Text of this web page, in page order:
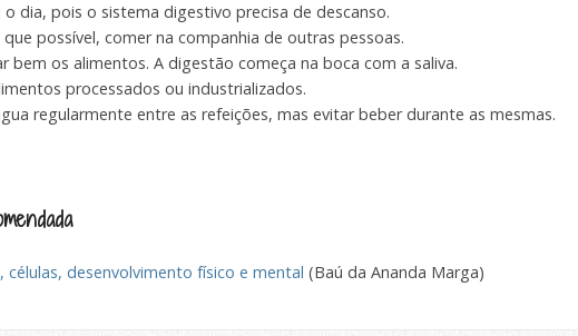
o dia, pois o sistema digestivo precisa de descanso.
que possível, comer na companhia de outras pessoas.
bem os alimentos. A digestão começa na boca com a saliva.
processados ou industrializados.
regularmente entre as refeições, mas evitar beber durante as mesmas.
células, desenvolvimento físico e mental (Baú da Ananda Marga)